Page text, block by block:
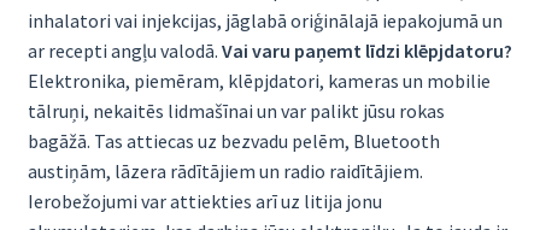
inhalatori vai injekcijas, jāglabā oriģinālajā iepakojumā un
ar recepti angļu valodā. Vai varu paņemt līdzi klēpjdatoru?
Elektronika, piemēram, klēpjdatori, kameras un mobilie
tālruņi, nekaitēs lidmašīnai un var palikt jūsu rokas
bagāžā. Tas attiecas uz bezvadu pelēm, Bluetooth
austiņām, lāzera rādītājiem un radio raidītājiem.
Ierobežojumi var attiekties arī uz litija jonu